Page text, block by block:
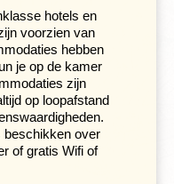
verkennen.
heeft Nashville ook
tuin met
aanrader. De tuin
en
Sculpture trail
van vroegere en
zijn te
hotels en
voorzien van
hebben
je op de kamer
zijn
op loopafstand
beschikken over
of gratis Wifi of